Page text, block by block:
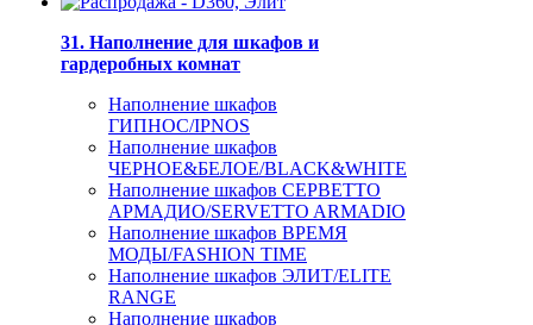
31. Наполнение для шкафов и
гардеробных комнат
Наполнение шкафов
ГИПНОС/IPNOS
Наполнение шкафов
ЧЕРНОЕ&БЕЛОЕ/BLACK&WHITE
Наполнение шкафов СЕРВЕТТО
АРМАДИО/SERVETTO ARMADIO
Наполнение шкафов ВРЕМЯ
МОДЫ/FASHION TIME
Наполнение шкафов ЭЛИТ/ELITE
RANGE
Наполнение шкафов